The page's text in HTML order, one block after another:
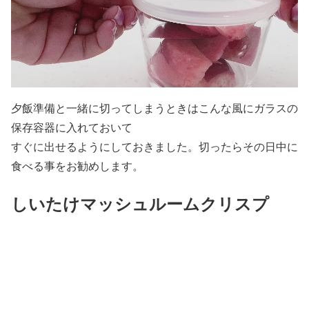
夕飯準備と一緒に切ってしまうときはこんな風にガラスの
保存容器に入れておいて
すぐに出せるようにしておきました。切ったらその日中に
食べる事をお勧めします。
しいたけマッシュルームクリスプ